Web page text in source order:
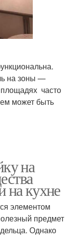
на зоны —
часто
может быть
на
на кухне
элементом
предмет
Однако